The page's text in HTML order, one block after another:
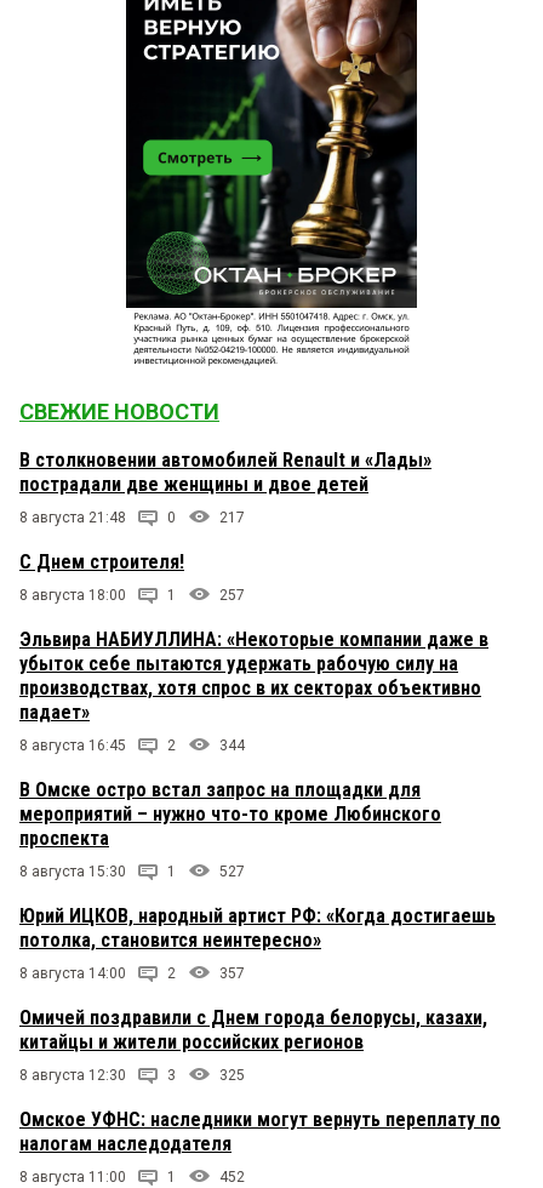
СВЕЖИЕ НОВОСТИ
В столкновении автомобилей Renault и «Лады»
пострадали две женщины и двое детей
8 августа 21:48 0 217
С Днем строителя!
8 августа 18:00 1 257
Эльвира НАБИУЛЛИНА: «Некоторые компании даже в
убыток себе пытаются удержать рабочую силу на
производствах, хотя спрос в их секторах объективно
падает»
8 августа 16:45 2 344
В Омске остро встал запрос на площадки для
мероприятий – нужно что-то кроме Любинского
проспекта
8 августа 15:30 1 527
Юрий ИЦКОВ, народный артист РФ: «Когда достигаешь
потолка, становится неинтересно»
8 августа 14:00 2 357
Омичей поздравили с Днем города белорусы, казахи,
китайцы и жители российских регионов
8 августа 12:30 3 325
Омское УФНС: наследники могут вернуть переплату по
налогам наследодателя
8 августа 11:00 1 452